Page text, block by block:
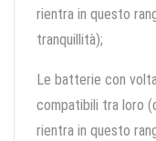
rientra in questo
tranquillità);
Le batterie con
compatibili tra loro
rientra in questo